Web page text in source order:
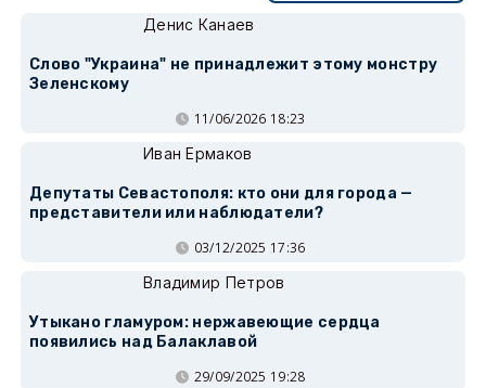
Денис Канаев
Слово "Украина" не принадлежит этому монстру
Зеленскому
11/06/2026 18:23
Иван Ермаков
Депутаты Севастополя: кто они для города —
представители или наблюдатели?
03/12/2025 17:36
Владимир Петров
Утыкано гламуром: нержавеющие сердца
появились над Балаклавой
29/09/2025 19:28